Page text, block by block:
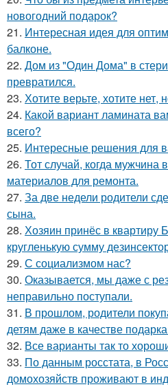
новогодний подарок?
21. Интересная идея для
балконе.
22. Дом из "Один Дома" в
превратился.
23. Хотите верьте, хотите нет,
24. Какой вариант ламината
всего?
25. Интересные решения для
26. Тот случай, когда мужчина
материалов для ремонта.
27. За две недели родители
сына.
28. Хозяин принёс в квартиру
кругленькую сумму
29. С социализмом нас?
30. Оказывается, мы даже с
неправильно поступали.
31. В прошлом, родители
детям даже в качестве
32. Все варианты так то
33. По данным росстата, в
домохозяйств проживают в